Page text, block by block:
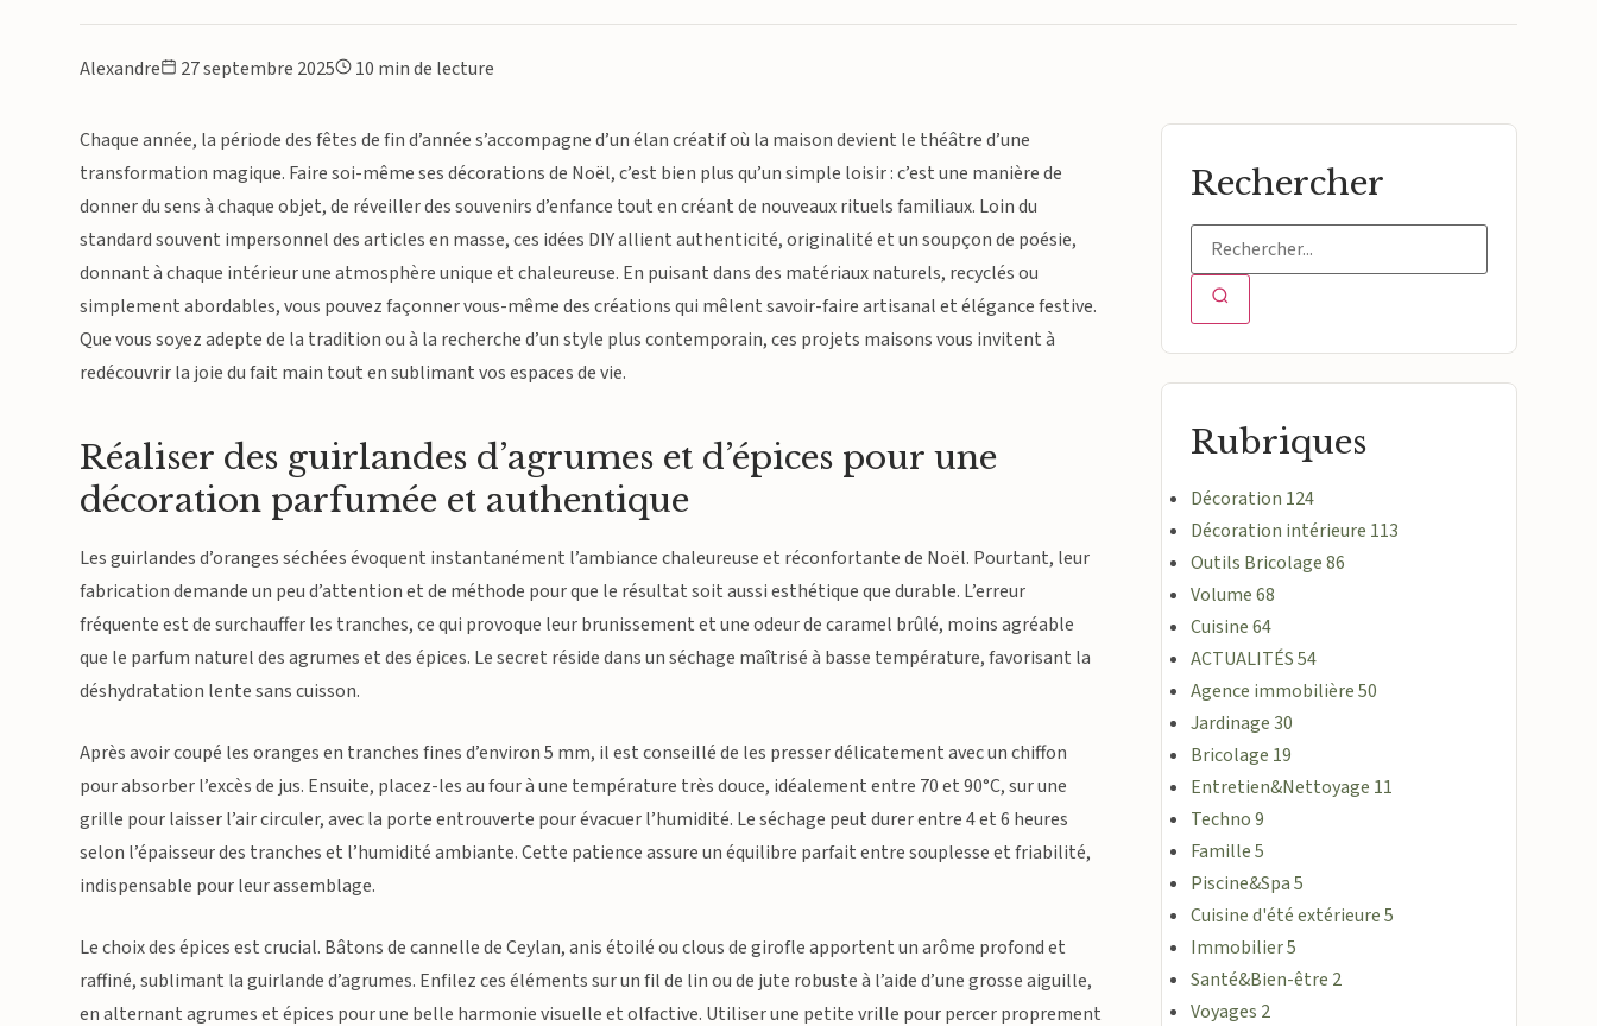
Alexandre 27 septembre 2025 10 min de lecture
Chaque année, la période des fêtes de fin d’année s’accompagne d’un élan créatif où la maison devient le théâtre d’une
transformation magique. Faire soi-même ses décorations de Noël, c’est bien plus qu’un simple loisir : c’est une manière de
donner du sens à chaque objet, de réveiller des souvenirs d’enfance tout en créant de nouveaux rituels familiaux. Loin du
standard souvent impersonnel des articles en masse, ces idées DIY allient authenticité, originalité et un soupçon de poésie,
donnant à chaque intérieur une atmosphère unique et chaleureuse. En puisant dans des matériaux naturels, recyclés ou
simplement abordables, vous pouvez façonner vous-même des créations qui mêlent savoir-faire artisanal et élégance festive.
Que vous soyez adepte de la tradition ou à la recherche d’un style plus contemporain, ces projets maisons vous invitent à
redécouvrir la joie du fait main tout en sublimant vos espaces de vie.
Réaliser des guirlandes d’agrumes et d’épices pour une
décoration parfumée et authentique
Les guirlandes d’oranges séchées évoquent instantanément l’ambiance chaleureuse et réconfortante de Noël. Pourtant, leur
fabrication demande un peu d’attention et de méthode pour que le résultat soit aussi esthétique que durable. L’erreur
fréquente est de surchauffer les tranches, ce qui provoque leur brunissement et une odeur de caramel brûlé, moins agréable
que le parfum naturel des agrumes et des épices. Le secret réside dans un séchage maîtrisé à basse température, favorisant la
déshydratation lente sans cuisson.
Après avoir coupé les oranges en tranches fines d’environ 5 mm, il est conseillé de les presser délicatement avec un chiffon
pour absorber l’excès de jus. Ensuite, placez-les au four à une température très douce, idéalement entre 70 et 90°C, sur une
grille pour laisser l’air circuler, avec la porte entrouverte pour évacuer l’humidité. Le séchage peut durer entre 4 et 6 heures
selon l’épaisseur des tranches et l’humidité ambiante. Cette patience assure un équilibre parfait entre souplesse et friabilité,
indispensable pour leur assemblage.
Le choix des épices est crucial. Bâtons de cannelle de Ceylan, anis étoilé ou clous de girofle apportent un arôme profond et
raffiné, sublimant la guirlande d’agrumes. Enfilez ces éléments sur un fil de lin ou de jute robuste à l’aide d’une grosse aiguille,
en alternant agrumes et épices pour une belle harmonie visuelle et olfactive. Utiliser une petite vrille pour percer proprement
Rechercher
Rubriques
Décoration 124
Décoration intérieure 113
Outils Bricolage86
Volume68
Cuisine64
ACTUALITÉS54
Agence immobilière50
Jardinage30
Bricolage 19
Entretien&Nettoyage 11
Techno9
Famille5
Piscine&Spa5
Cuisine d'été extérieure5
Immobilier5
Santé&Bien-être 2
Voyages 2